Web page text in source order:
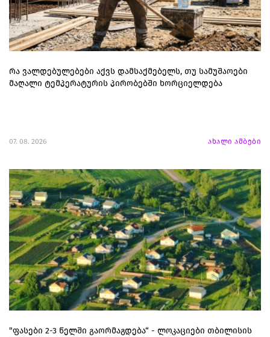
რა ვალდებულებები აქვს დამსაქმებელს, თუ სამუშაოები
მაღალი ტემპერატურის პირობებში ხორციელდება
07. 08. 2026 ახალი ამბები
"ფასები 2-3 წელში გაორმაგდება“ - ლოკაციები თბილისის